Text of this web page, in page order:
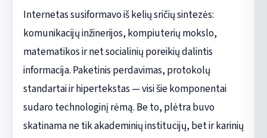
Internetas susiformavo iš kelių sričių sintezės:
komunikacijų inžinerijos, kompiuterių mokslo,
matematikos ir net socialinių poreikių dalintis
informacija. Paketinis perdavimas, protokolų
standartai ir hipertekstas — visi šie komponentai
sudaro technologinį rėmą. Be to, plėtra buvo
skatinama ne tik akademinių institucijų, bet ir karinių